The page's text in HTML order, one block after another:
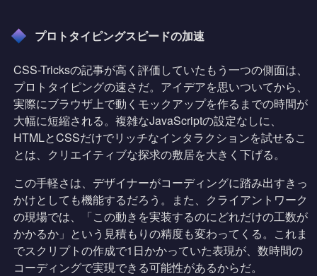
プロトタイピングスピードの加速
CSS-Tricksの記事が高く評価していたもう一つの側面は、
プロトタイピングの速さだ。アイデアを思いついてから、
実際にブラウザ上で動くモックアップを作るまでの時間が
大幅に短縮される。複雑なJavaScriptの設定なしに、
HTMLとCSSだけでリッチなインタラクションを試せるこ
とは、クリエイティブな探求の敷居を大きく下げる。
この手軽さは、デザイナーがコーディングに踏み出すきっ
かけとしても機能するだろう。また、クライアントワーク
の現場では、「この動きを実装するのにどれだけの工数が
かかるか」という見積もりの精度も変わってくる。これま
でスクリプトの作成で1日かかっていた表現が、数時間の
コーディングで実現できる可能性があるからだ。